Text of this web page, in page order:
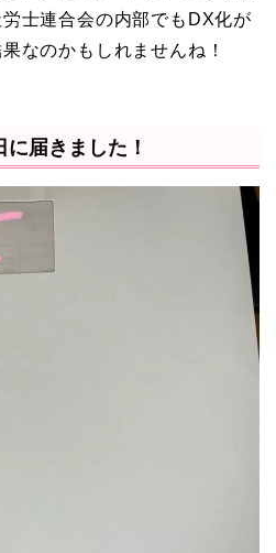
士連合会の内部でもDX化が
なのかもしれませんね！
届きました！